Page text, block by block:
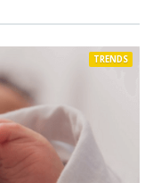
TRENDS